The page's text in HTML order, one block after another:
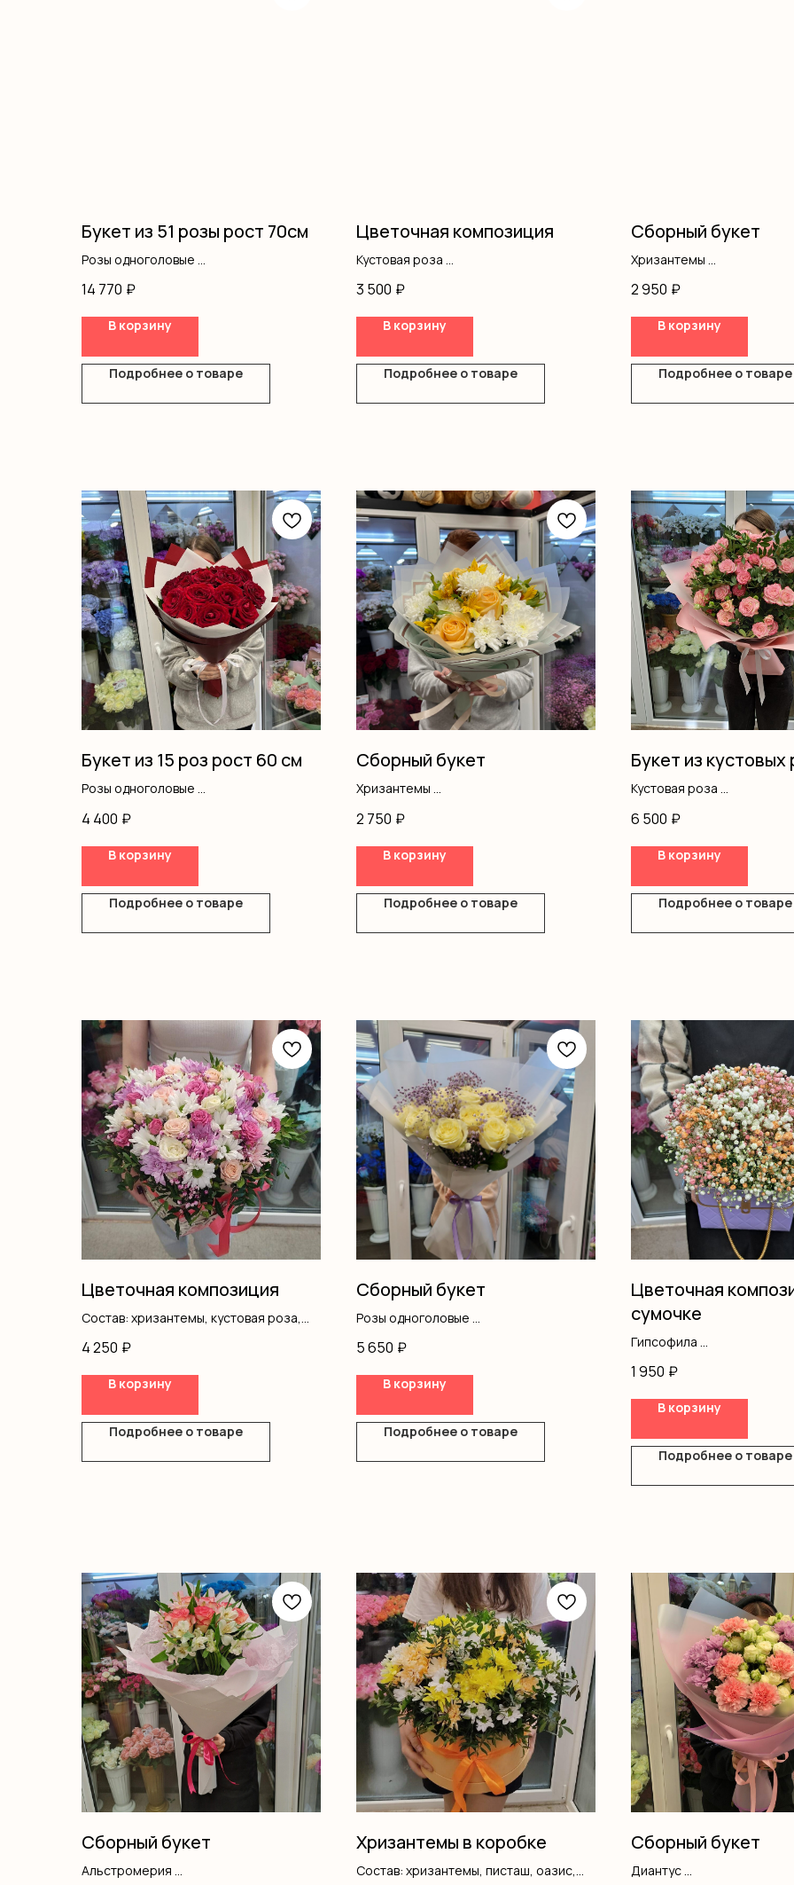
Букет из 51 розы рост 70см
Розы одноголовые
14 770 ₽
В корзину
Подробнее о товаре
Цветочная композиция
Кустовая роза
Оазис
Коробка
3 500 ₽
В корзину
Подробнее о товаре
Сборный букет
Хризантемы
Пионы
Розы одноголовые
Альстромерия
Оформление
2 950 ₽
В корзину
Подробнее о товаре
Букет из 15 роз рост 60 см
Розы одноголовые
4 400 ₽
В корзину
Подробнее о товаре
Сборный букет
Хризантемы
Розы одноголовые
2 750 ₽
В корзину
Подробнее о товаре
Букет из кустовых
Кустовая роза
Оформление
6 500 ₽
В корзину
Подробнее о товаре
Цветочная композиция
Состав: хризантемы, кустовая роза,
4 250 ₽
В корзину
Подробнее о товаре
Сборный букет
Розы одноголовые
Оформление
5 650 ₽
В корзину
Подробнее о товаре
Цветочная
сумочке
Гипсофила
Сумочка
1 950 ₽
В корзину
Подробнее о товаре
Сборный букет
Альстромерия
Хризантемы в коробке
Состав: хризантемы, писташ, оазис,
Сборный букет
Диантус